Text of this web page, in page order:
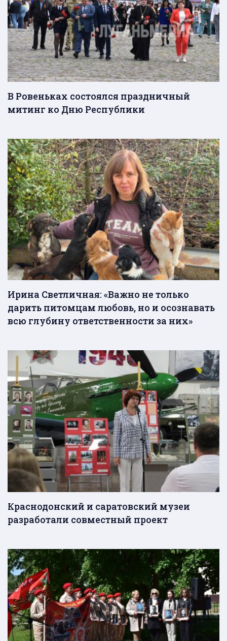
В Ровеньках состоялся праздничный
митинг ко Дню Республики
Ирина Светличная: «Важно не только
дарить питомцам любовь, но и осознавать
всю глубину ответственности за них»
Краснодонский и саратовский музеи
разработали совместный проект